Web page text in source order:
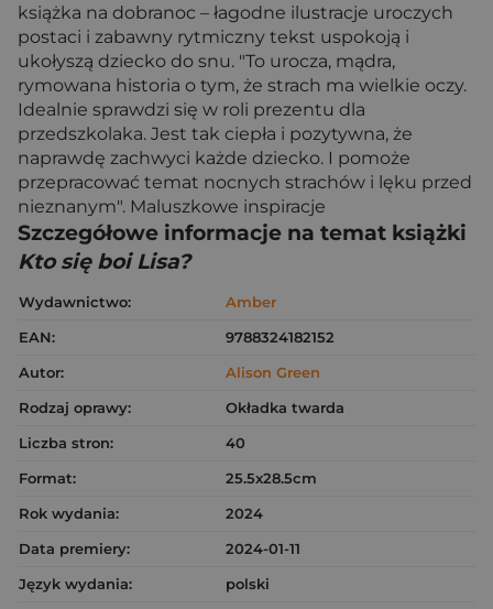
książka na dobranoc – łagodne ilustracje uroczych
postaci i zabawny rytmiczny tekst uspokoją i
ukołyszą dziecko do snu. "To urocza, mądra,
rymowana historia o tym, że strach ma wielkie oczy.
Idealnie sprawdzi się w roli prezentu dla
przedszkolaka. Jest tak ciepła i pozytywna, że
naprawdę zachwyci każde dziecko. I pomoże
przepracować temat nocnych strachów i lęku przed
nieznanym". Maluszkowe inspiracje
Szczegółowe informacje na temat książki
Kto się boi Lisa?
Wydawnictwo:
Amber
EAN:
9788324182152
Autor:
Alison Green
Rodzaj oprawy:
Okładka twarda
Liczba stron:
40
Format:
25.5x28.5cm
Rok wydania:
2024
Data premiery:
2024-01-11
Język wydania:
polski